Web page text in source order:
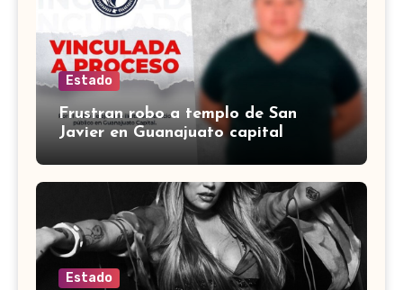
Estado
Frustran robo a templo de San
Javier en Guanajuato capital
Estado